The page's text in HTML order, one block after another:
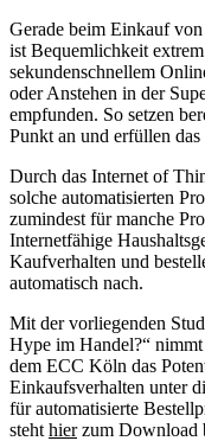
Gerade beim Einkauf
ist Bequemlichkeit
sekundenschnellem
oder Anstehen in der
empfunden. So setzen
Punkt an und erfüllen
Durch das Internet of
solche automatisierten
zumindest für manche
Internetfähige
Kaufverhalten und
automatisch nach.
Mit der vorliegenden
Hype im Handel?“
dem ECC Köln das
Einkaufsverhalten unter
für automatisierte
steht hierzum Download